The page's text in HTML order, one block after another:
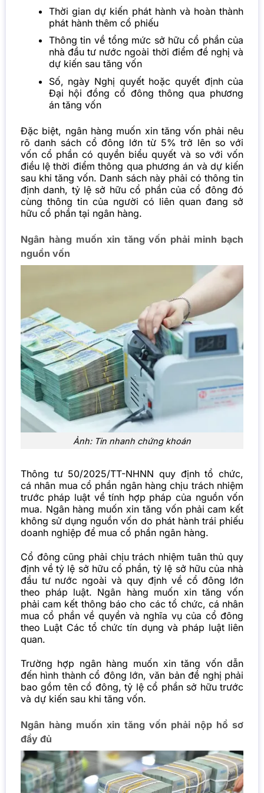
Thời gian dự kiến phát hành và hoàn thành
phát hành thêm cổ phiếu
Thông tin về tổng mức sở hữu cổ phần của
nhà đầu tư nước ngoài thời điểm đề nghị và
dự kiến sau tăng vốn
Số, ngày Nghị quyết hoặc quyết định của
Đại hội đồng cổ đông thông qua phương
án tăng vốn
Đặc biệt, ngân hàng muốn xin tăng vốn phải nêu
rõ danh sách cổ đông lớn từ 5% trở lên so với
vốn cổ phần có quyền biểu quyết và so với vốn
điều lệ thời điểm thông qua phương án và dự kiến
sau khi tăng vốn. Danh sách này phải có thông tin
định danh, tỷ lệ sở hữu cổ phần của cổ đông đó
cùng thông tin của người có liên quan đang sở
hữu cổ phần tại ngân hàng.
Ngân hàng muốn xin tăng vốn phải minh bạch
nguồn vốn
Ảnh: Tin nhanh chứng khoán
Thông tư 50/2025/TT-NHNN quy định tổ chức,
cá nhân mua cổ phần ngân hàng chịu trách nhiệm
trước pháp luật về tính hợp pháp của nguồn vốn
mua. Ngân hàng muốn xin tăng vốn phải cam kết
không sử dụng nguồn vốn do phát hànhtrái phiếu
doanh nghiệp để mua cổ phần ngân hàng.
Cổ đông cũng phải chịu trách nhiệm tuân thủ quy
định về tỷ lệ sở hữu cổ phần, tỷ lệ sở hữu của nhà
đầu tư nước ngoài và quy định về cổ đông lớn
theo pháp luật. Ngân hàng muốn xin tăng vốn
phải cam kết thông báo cho các tổ chức, cá nhân
mua cổ phần về quyền và nghĩa vụ của cổ đông
theo Luật Các tổ chức tín dụng và pháp luật liên
quan.
Trường hợp ngân hàng muốn xin tăng vốn dẫn
đến hình thành cổ đông lớn, văn bản đề nghị phải
bao gồm tên cổ đông, tỷ lệ cổ phần sở hữu trước
và dự kiến sau khi tăng vốn.
Ngân hàng muốn xin tăng vốn phải nộp hồ sơ
đầy đủ